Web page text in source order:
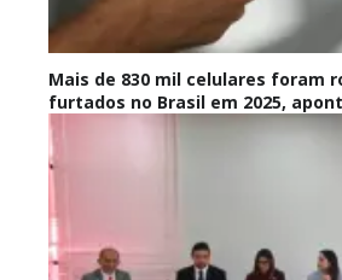
Mais de 830 mil celulares foram
furtados no Brasil em 2025,